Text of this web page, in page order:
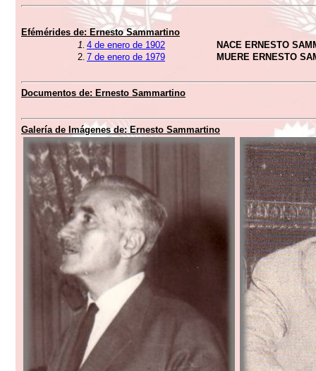
Efémérides de: Ernesto Sammartino
1. 4 de enero de 1902
NACE ERNESTO
2. 7 de enero de 1979 MUERE ERNESTO
Documentos de: Ernesto Sammartino
Galería de Imágenes de:Ernesto Sammartino